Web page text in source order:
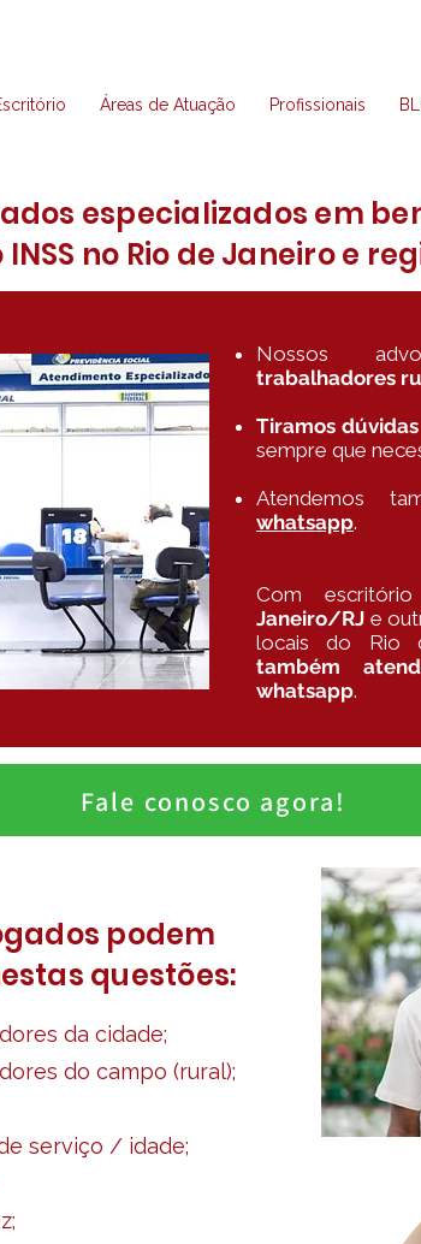
Áreas de Atuação Profissionais
especializados em
INSS no Rio de Janeiro e
Nossos
trabalhadores
Tiramos
sempre que
Atendemos
whatsapp.
Com
Janeiro/RJ e
locais do Rio
também
whatsapp.
Fale conosco agora!
da cidade;
do campo (rural);
serviço / idade;
podem
questões: